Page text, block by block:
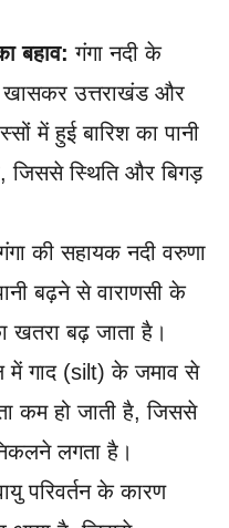
बहाव: गंगा नदी के
खासकर उत्तराखंड और
में हुई बारिश का पानी
जिससे स्थिति और बिगड़
की सहायक नदी वरुणा
बढ़ने से वाराणसी के
खतरा बढ़ जाता है।
में गाद (silt) के जमाव से
कम हो जाती है, जिससे
लगता है।
परिवर्तन के कारण